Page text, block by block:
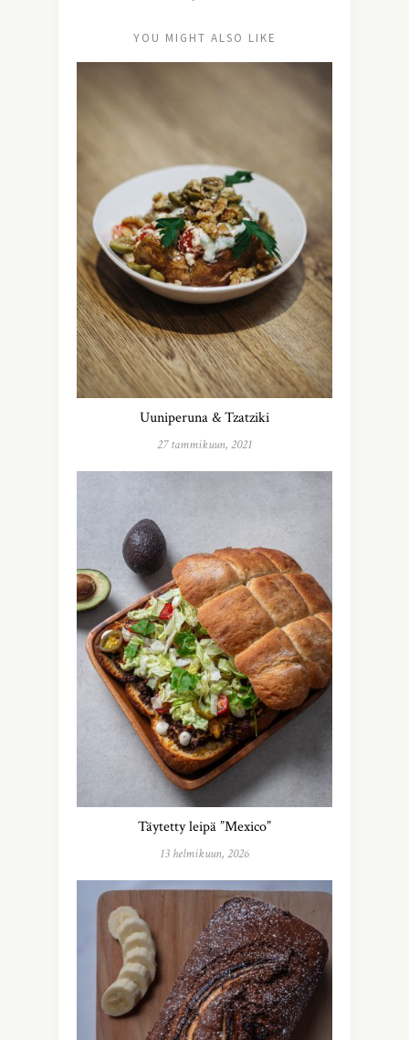
YOU MIGHT ALSO LIKE
Uuniperuna & Tzatziki
27 tammikuun, 2021
Täytetty leipä ”Mexico”
13 helmikuun, 2026